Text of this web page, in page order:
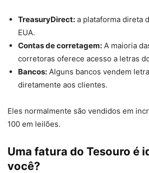
TreasuryDirect: a plataforma direta
EUA.
Contas de corretagem: A maioria
corretoras oferece acesso a letras
Bancos: Alguns bancos vendem
diretamente aos clientes.
Eles normalmente são vendidos em
100 em leilões.
Uma fatura do Tesouro é
você?